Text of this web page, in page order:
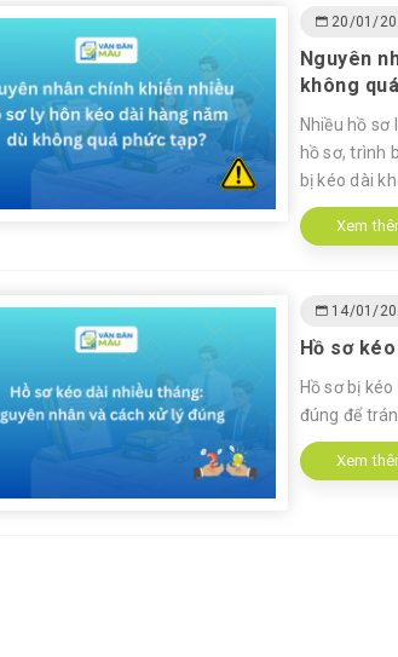
20/01/
Nguyên
không
Nhiều hồ
hồ sơ, trình
bị kéo dài
Xem
14/01/
Hồ sơ
Hồ sơ bị
đúng để
Xem